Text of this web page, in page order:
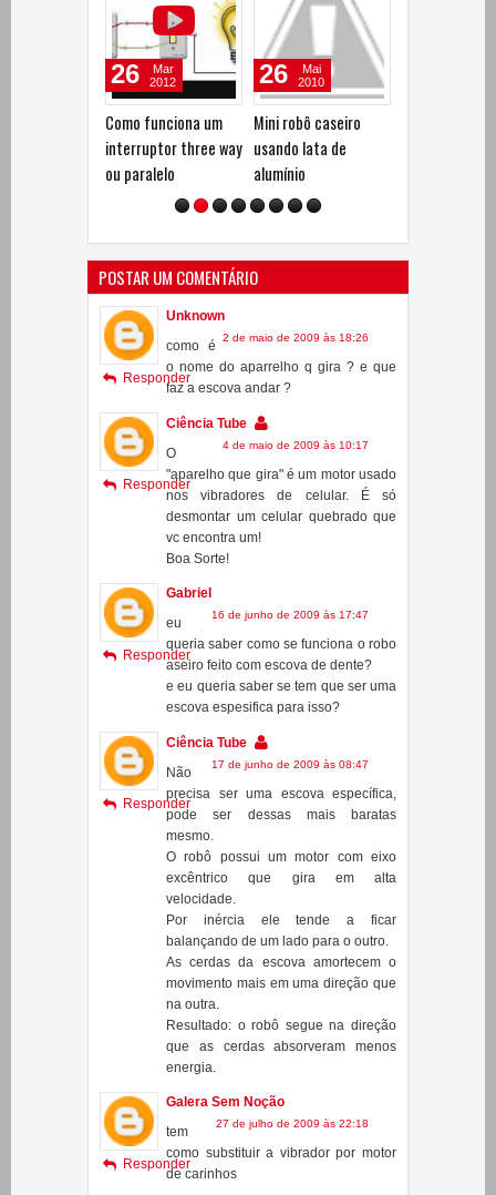
Mini robô caseiro
usando lata de
alumínio
26
Mai
2010
Experiência de Física
para feira de
ciências: Reflexão
total da luz e fibra
21
Nov
2009
POSTAR UM COMENTÁRIO
Unknown
2 de maio de 2009 às 18:26
como é
o nome do aparrelho q gira ? e que
faz a escova andar ?
Responder
Ciência Tube
4 de maio de 2009 às 10:17
O
"aparelho que gira" é um motor usado
nos vibradores de celular. É só
desmontar um celular quebrado que
vc encontra um!
Boa Sorte!
Responder
Gabriel
16 de junho de 2009 às 17:47
eu
queria saber como se funciona o robo
aseiro feito com escova de dente?
e eu queria saber se tem que ser uma
escova espesifica para isso?
Responder
Ciência Tube
17 de junho de 2009 às 08:47
Não
precisa ser uma escova específica,
pode ser dessas mais baratas
mesmo.
O robô possui um motor com eixo
excêntrico que gira em alta
velocidade.
Por inércia ele tende a ficar
balançando de um lado para o outro.
As cerdas da escova amortecem o
movimento mais em uma direção que
na outra.
Resultado: o robô segue na direção
que as cerdas absorveram menos
Responder
Galera Sem Noção
27 de julho de 2009 às 22:18
tem